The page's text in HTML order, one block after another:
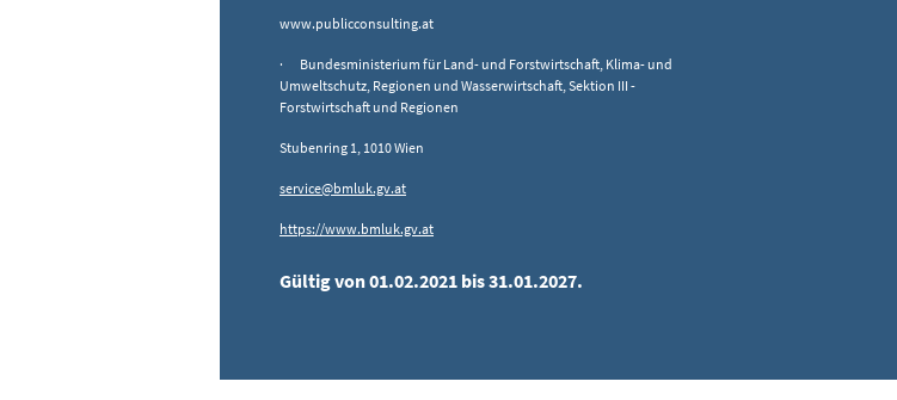
www.publicconsulting.at
· Bundesministerium für Land- und Forstwirtschaft, Klima- und
Umweltschutz, Regionen und Wasserwirtschaft, Sektion III -
Forstwirtschaft und Regionen
Stubenring 1, 1010 Wien
service@bmluk.gv.at
https://www.bmluk.gv.at
Gültig von 01.02.2021 bis 31.01.2027.